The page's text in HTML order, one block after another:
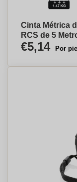
Cinta Métrica
RCS de 5
€5,14 Por